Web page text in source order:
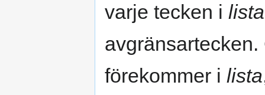
varje tecken i lista
förekommer i lista